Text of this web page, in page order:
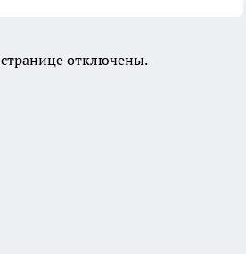
отключены.